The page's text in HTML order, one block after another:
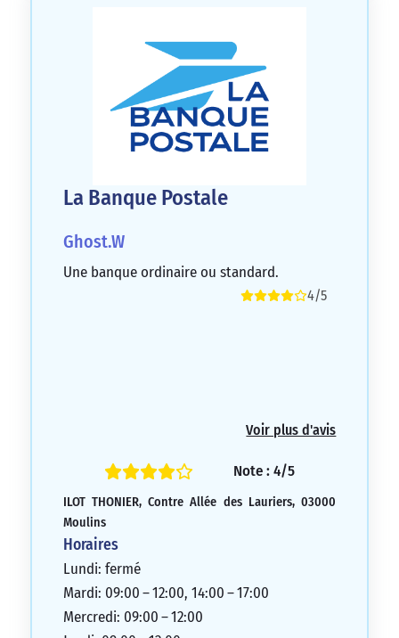
La Banque Postale
Ghost.W
Une banque ordinaire ou standard.
4/5
Voir plus d'avis
Note : 4/5
ILOT THONIER, Contre Allée des Lauriers, 03000
Moulins
Horaires
Lundi: fermé
Mardi: 09:00 – 12:00, 14:00 – 17:00
Mercredi: 09:00 – 12:00